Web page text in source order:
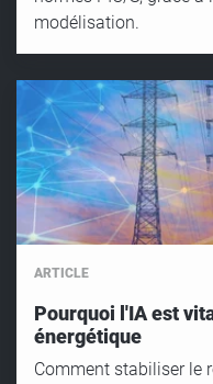
modélisation.
ARTICLE
Pourquoi l'IA est
énergétique
Comment stabiliser le